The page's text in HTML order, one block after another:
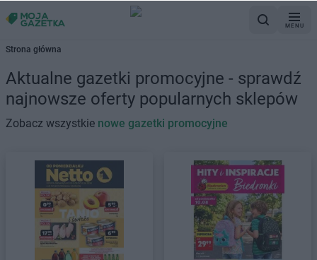
MENU
Strona główna
Aktualne gazetki promocyjne - sprawdź
najnowsze oferty popularnych sklepów
Zobacz wszystkie nowe gazetki promocyjne